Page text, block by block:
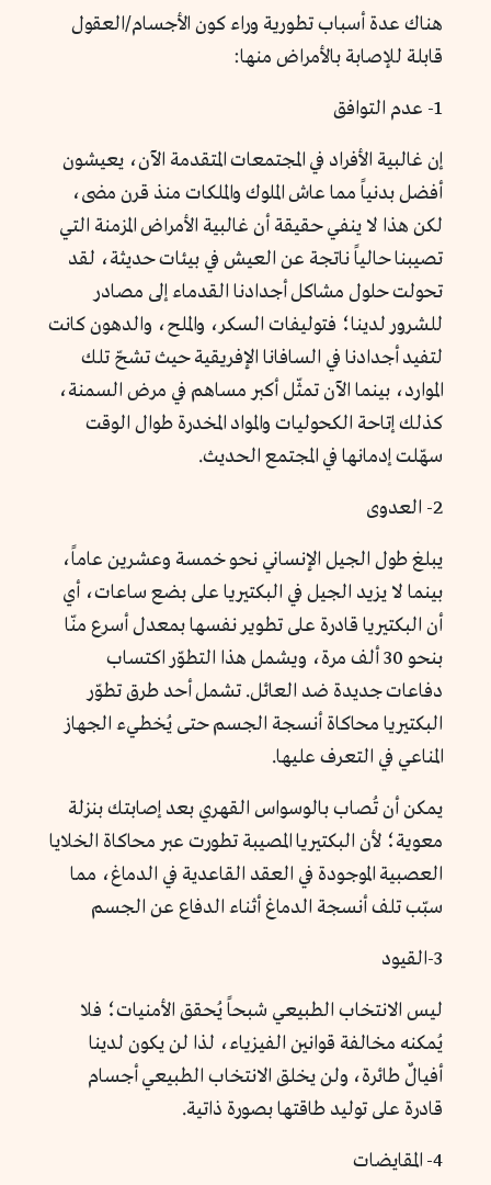
هناك عدة أسباب تطورية وراء كون الأجسام/العقول
قابلة للإصابة بالأمراض منها:
1- عدم التوافق
إن غالبية الأفراد في المجتمعات المتقدمة الآن، يعيشون
أفضل بدنياً مما عاش الملوك والملكات منذ قرن مضى،
لكن هذا لا ينفي حقيقة أن غالبية الأمراض المزمنة التي
تصيبنا حالياً ناتجة عن العيش في بيئات حديثة، لقد
تحولت حلول مشاكل أجدادنا القدماء إلى مصادر
للشرور لدينا؛ فتوليفات السكر، والملح، والدهون كانت
لتفيد أجدادنا في السافانا الإفريقية حيث تشحّ تلك
الموارد، بينما الآن تمثّل أكبر مساهم في مرض السمنة،
كذلك إتاحة الكحوليات والمواد المخدرة طوال الوقت
سهّلت إدمانها في المجتمع الحديث.
2- العدوى
يبلغ طول الجيل الإنساني نحو خمسة وعشرين عاماً،
بينما لا يزيد الجيل في البكتيريا على بضع ساعات، أي
أن البكتيريا قادرة على تطوير نفسها بمعدل أسرع منّا
بنحو 30 ألف مرة، ويشمل هذا التطوّر اكتساب
دفاعات جديدة ضد العائل. تشمل أحد طرق تطوّر
البكتيريا محاكاة أنسجة الجسم حتى يُخطيء الجهاز
المناعي في التعرف عليها.
يمكن أن تُصاب بالوسواس القهري بعد إصابتك بنزلة
معوية؛ لأن البكتيريا المصيبة تطورت عبر محاكاة الخلايا
العصبية الموجودة في العقد القاعدية في الدماغ، مما
سبّب تلف أنسجة الدماغ أثناء الدفاع عن الجسم
3-القيود
ليس الانتخاب الطبيعي شبحاً يُحقق الأمنيات؛ فلا
يُمكنه مخالفة قوانين الفيزياء، لذا لن يكون لدينا
أفيالٌ طائرة، ولن يخلق الانتخاب الطبيعي أجسام
قادرة على توليد طاقتها بصورة ذاتية.
4- المقايضات